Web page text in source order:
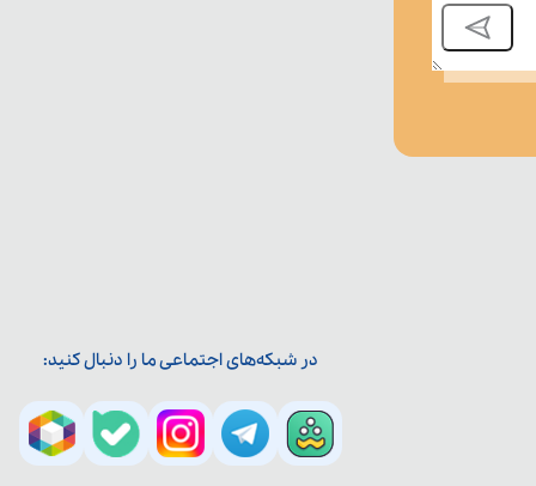
در شبکه‌های اجتماعی ما را دنبال کنید: